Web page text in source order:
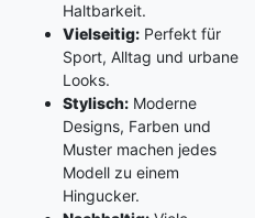
Haltbarkeit.
Vielseitig:Perfekt für
Sport, Alltag und urbane
Looks.
Stylisch:Moderne
Designs, Farben und
Muster machen jedes
Modell zu einem
Hingucker.